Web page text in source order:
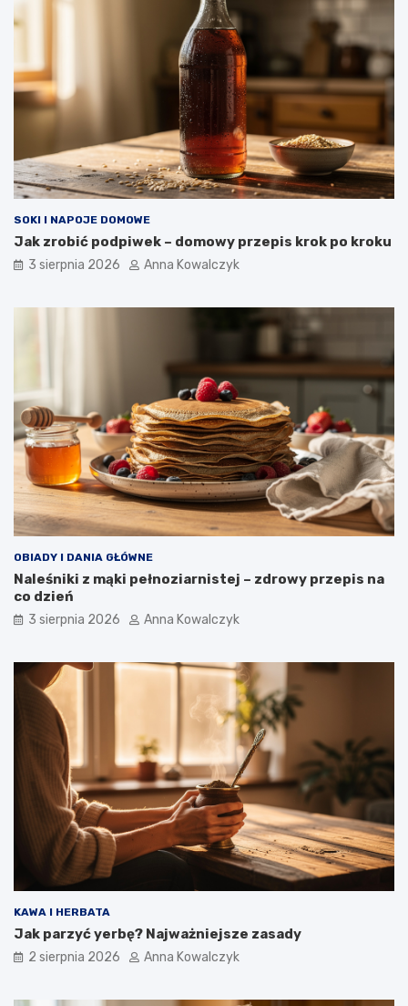
SOKI I NAPOJE DOMOWE
Jak zrobić podpiwek – domowy przepis krok po kroku
3 sierpnia 2026 Anna Kowalczyk
OBIADY I DANIA GŁÓWNE
Naleśniki z mąki pełnoziarnistej – zdrowy przepis na
co dzień
3 sierpnia 2026 Anna Kowalczyk
KAWA I HERBATA
Jak parzyć yerbę? Najważniejsze zasady
2 sierpnia 2026 Anna Kowalczyk